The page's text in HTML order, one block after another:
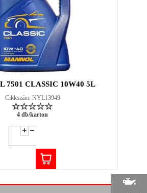
7501 CLASSIC 10W40 5L
Cikkszám: NYL13949
4 db/karton